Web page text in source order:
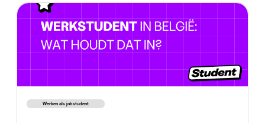
Werken als jobstudent